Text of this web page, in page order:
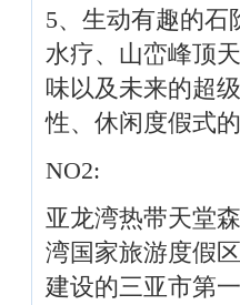
5、生动有趣的石
水疗、山峦峰顶
味以及未来的超
性、休闲度假式
NO2:
亚龙湾热带天堂
湾国家旅游度假
建设的三亚市第